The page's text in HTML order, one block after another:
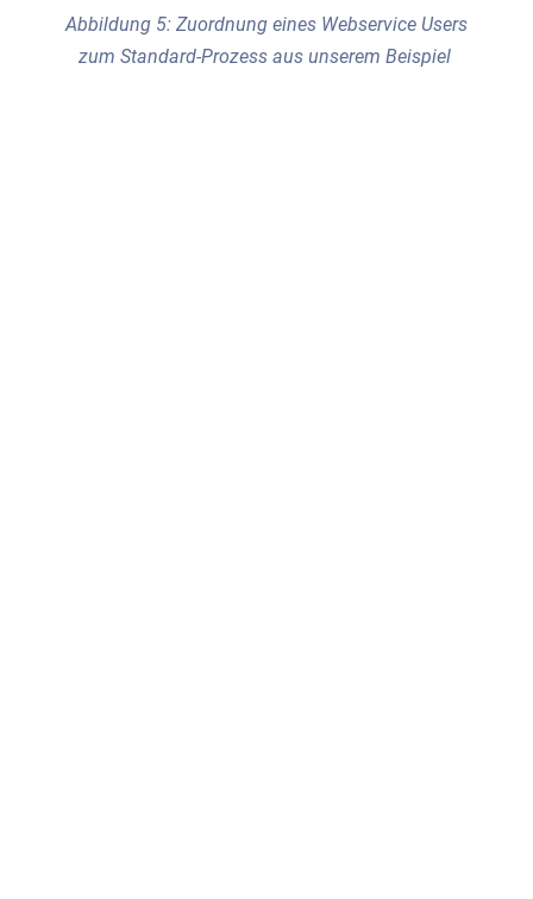
Abbildung 5: Zuordnung eines Webservice Users
zum Standard-Prozess aus unserem Beispiel